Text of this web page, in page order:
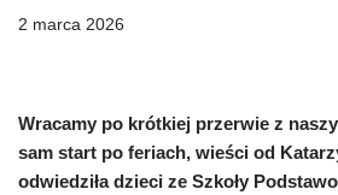
2 marca 2026
Wracamy po krótkiej przerwie z
sam start po feriach, wieści od
odwiedziła dzieci ze Szkoły